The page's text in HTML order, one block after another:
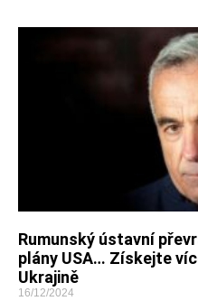
Rumunský ústavní
plány USA… Získejte
Ukrajině
16/12/2024